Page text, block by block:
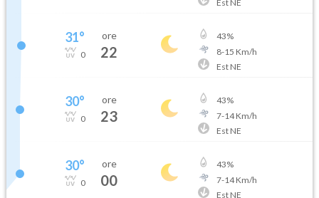
Est NE
31°
0
ore
22
43%
8-15 Km/h
Est NE
30°
0
ore
23
43%
7-14Km/h
Est NE
30°
0
ore
00
43%
7-14Km/h
Est NE